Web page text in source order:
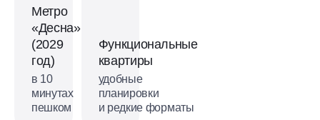
Метро
«Десна»
(2029
год)
в 10
минутах
пешком
Функциональные
квартиры
удобные
планировки
и редкие форматы